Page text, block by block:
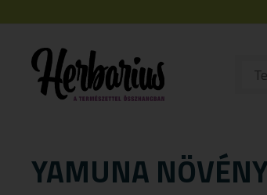
YAMUNA